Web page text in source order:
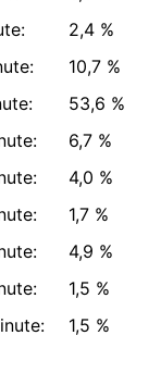
2,4 %
10,7 %
53,6 %
6,7 %
4,0 %
1,7 %
4,9 %
1,5 %
1,5 %